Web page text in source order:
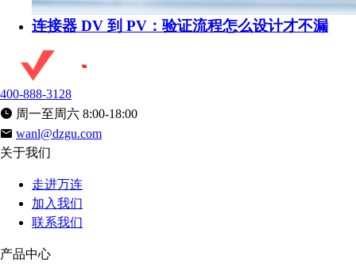
连接器 DV 到 PV：验证流程怎么设计才不漏
400-888-3128
周一至周六 8:00-18:00
wanl@dzgu.com
关于我们
走进万连
加入我们
联系我们
产品中心